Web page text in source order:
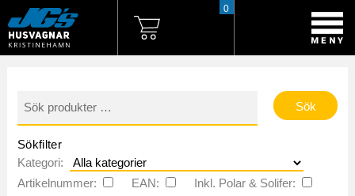
0
efter:
Sökfilter
Kategori:
Artikelnummer:
EAN:
Inkl. Polar & Solifer: